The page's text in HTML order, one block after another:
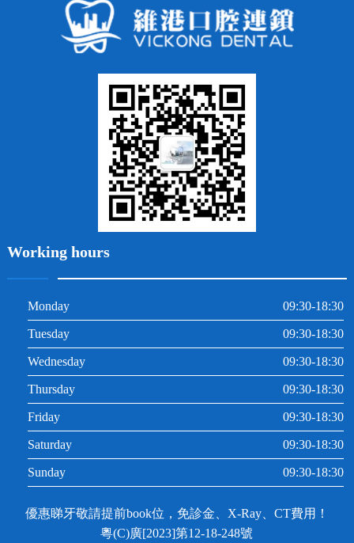
常見問題
牙列不齊
Working hours
Monday 09:30-18:30
Tuesday 09:30-18:30
Wednesday 09:30-18:30
Thursday 09:30-18:30
Friday 09:30-18:30
Saturday 09:30-18:30
Sunday 09:30-18:30
優惠睇牙敬請提前book位，免診金、X-Ray、CT費用！
粵(C)廣[2023]第12-18-248號